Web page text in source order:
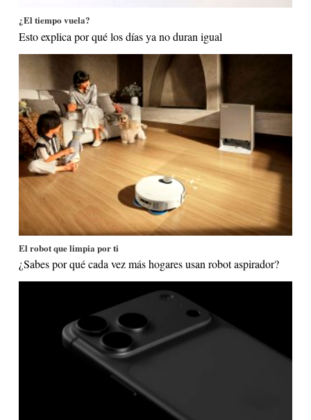
¿El tiempo vuela?
Esto explica por qué los días ya no duran igual
El robot que limpia por ti
¿Sabes por qué cada vez más hogares usan robot aspirador?